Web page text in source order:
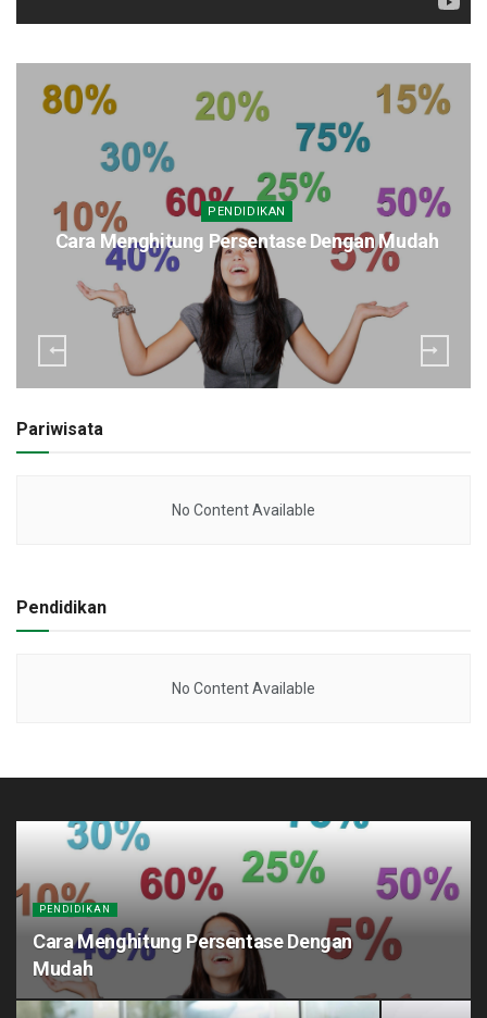
PENDIDIKAN
Cara Menghitung Persentase Dengan Mudah
Pariwisata
No Content Available
Pendidikan
No Content Available
PENDIDIKAN
Cara Menghitung Persentase Dengan
Mudah